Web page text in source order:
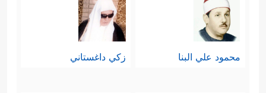
محمود علي البنا زكي داغستاني